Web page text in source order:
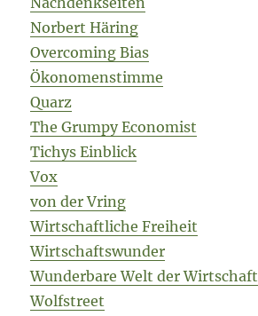
Norbert Häring
Overcoming Bias
Ökonomenstimme
Quarz
The Grumpy Economist
Tichys Einblick
Vox
von der Vring
Wirtschaftliche Freiheit
Wirtschaftswunder
Wunderbare Welt der Wirtschaft
Wolfstreet